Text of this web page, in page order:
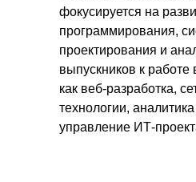
фокусируется на
программирования,
проектирования и
выпускников к работе
как веб-разработка,
технологии,
управление ИТ-